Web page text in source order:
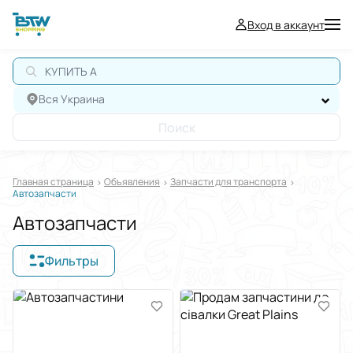
Вход в аккаунт
КУПИТЬ АЙФ
Вся Украина
Поиск
Главная страница Oбъявления
Запчасти для транспорта
Автозапчасти
Автозапчасти
Фильтры
Отображать в $€